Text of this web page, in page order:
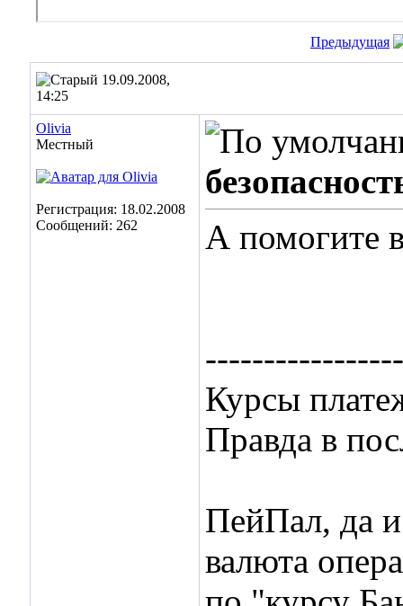
Предыдущая
19.09.2008,
14:25
Olivia
Местный
Регистрация: 18.02.2008
Сообщений: 262
А помогите
Курсы
Правда в
ПейПал, да и
валюта